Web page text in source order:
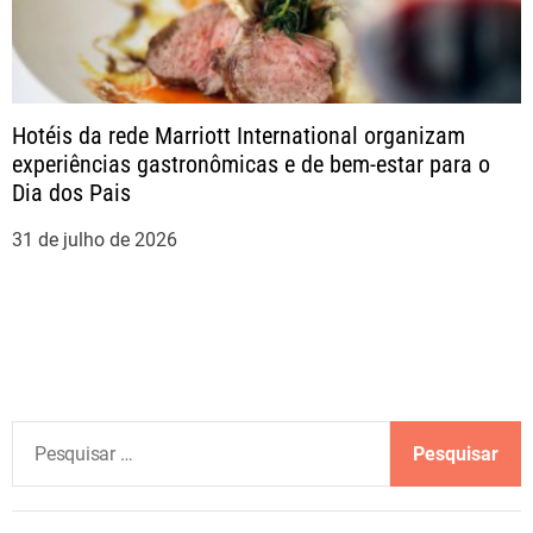
Hotéis da rede Marriott International organizam
experiências gastronômicas e de bem-estar para o
Dia dos Pais
31 de julho de 2026